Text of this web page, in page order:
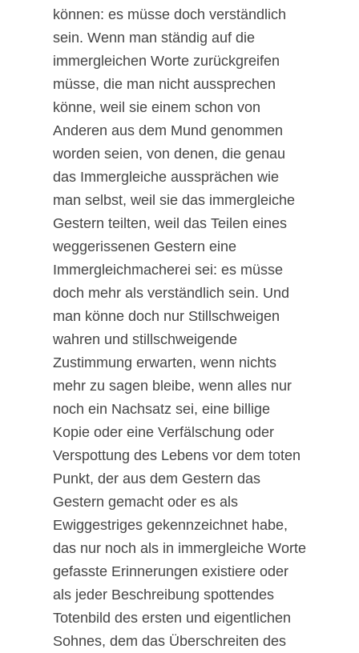
können: es müsse doch verständlich
sein. Wenn man ständig auf die
immergleichen Worte zurückgreifen
müsse, die man nicht aussprechen
könne, weil sie einem schon von
Anderen aus dem Mund genommen
worden seien, von denen, die genau
das Immergleiche aussprächen wie
man selbst, weil sie das immergleiche
Gestern teilten, weil das Teilen eines
weggerissenen Gestern eine
Immergleichmacherei sei: es müsse
doch mehr als verständlich sein. Und
man könne doch nur Stillschweigen
wahren und stillschweigende
Zustimmung erwarten, wenn nichts
mehr zu sagen bleibe, wenn alles nur
noch ein Nachsatz sei, eine billige
Kopie oder eine Verfälschung oder
Verspottung des Lebens vor dem toten
Punkt, der aus dem Gestern das
Gestern gemacht oder es als
Ewiggestriges gekennzeichnet habe,
das nur noch als in immergleiche Worte
gefasste Erinnerungen existiere oder
als jeder Beschreibung spottendes
Totenbild des ersten und eigentlichen
Sohnes, dem das Überschreiten des